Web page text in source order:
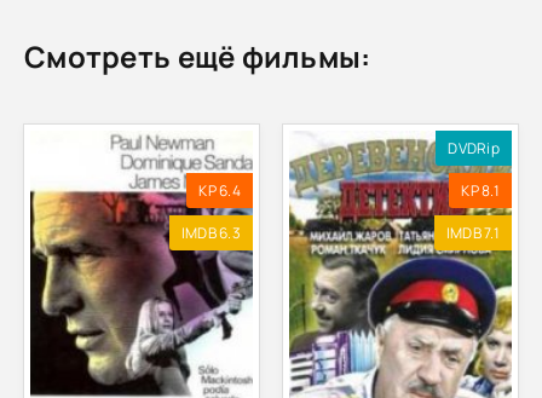
Смотреть ещё фильмы:
KP 6.4
IMDB 6.3
DVDRip
KP 8.1
IMDB 7.1